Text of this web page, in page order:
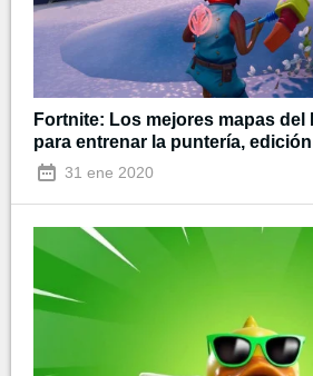
Fortnite: Los mejores mapas del
para entrenar la puntería,
31 ene 2020